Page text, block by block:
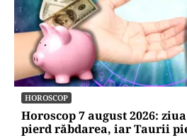
HOROSCOP
Horoscop 7 august 2026:
pierd răbdarea, iar Taurii